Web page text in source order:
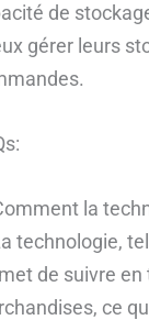
de
gérer leurs
la
technologie,
de suivre en
ce